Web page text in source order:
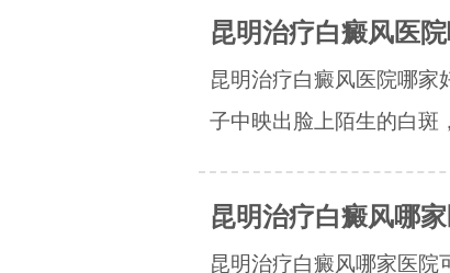
昆明治疗白癜风医
昆明治疗白癜风医院哪家
子中映出脸上陌生的白斑
昆明治疗白癜风哪
昆明治疗白癜风哪家医院